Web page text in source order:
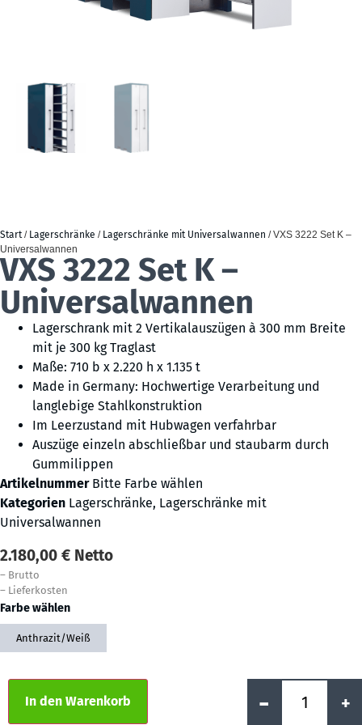
Start/ Lagerschränke / Lagerschränke mit Universalwannen / VXS 3222 Set K –
Universalwannen
VXS 3222 Set K –
Universalwannen
Lagerschrank mit 2 Vertikalauszügen à 300 mm Breite
mit je 300 kg Traglast
Maße: 710 b x 2.220 h x 1.135 t
Made in Germany: Hochwertige Verarbeitung und
langlebige Stahlkonstruktion
Im Leerzustand mit Hubwagen verfahrbar
Auszüge einzeln abschließbar und staubarm durch
Gummilippen
Artikelnummer Bitte Farbe wählen
Kategorien Lagerschränke, Lagerschränke mit
Universalwannen
2.180,00 € Netto
– Brutto
– Lieferkosten
Farbe wählen
Anthrazit/Weiß
- +
In den Warenkorb